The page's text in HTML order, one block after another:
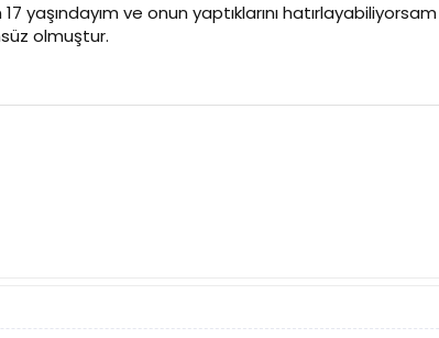
yaşındayım ve onun yaptıklarını
olmuştur.